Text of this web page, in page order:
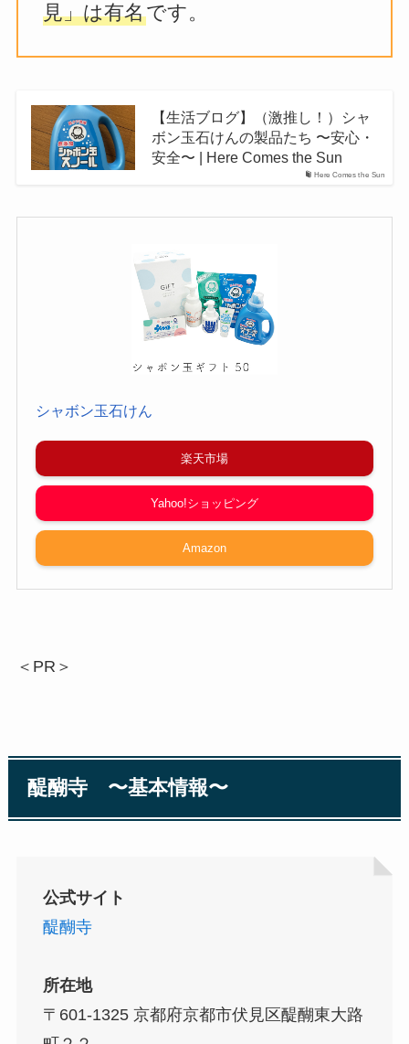
見」は有名です。
Here Comes the Sun
【生活ブログ】（激推し！）シャ
ボン玉石けんの製品たち 〜安心・
安全〜 | Here Comes the Sun
シャボン玉石けん
楽天市場
Yahoo!ショッピング
Amazon
＜PR＞
醍醐寺 〜基本情報〜
公式サイト
醍醐寺
所在地
〒601-1325 京都府京都市伏見区醍醐東大路